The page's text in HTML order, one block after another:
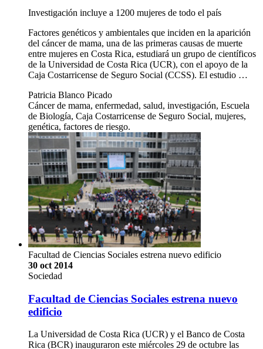
Investigación incluye a 1200 mujeres de todo el país
Factores genéticos y ambientales que inciden en la aparición
del cáncer de mama, una de las primeras causas de muerte
entre mujeres en Costa Rica, estudiará un grupo de científicos
de la Universidad de Costa Rica (UCR), con el apoyo de la
Caja Costarricense de Seguro Social (CCSS). El estudio …
Patricia Blanco Picado
Cáncer de mama, enfermedad, salud, investigación, Escuela
de Biología, Caja Costarricense de Seguro Social, mujeres,
genética, factores de riesgo.
Facultad de Ciencias Sociales estrena nuevo edificio
30 oct 2014
Sociedad
Facultad de Ciencias Sociales estrena nuevo
edificio
La Universidad de Costa Rica (UCR) y el Banco de Costa
Rica (BCR) inauguraron este miércoles 29 de octubre las